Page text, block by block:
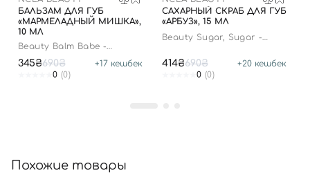
БАЛЬЗАМ ДЛЯ ГУБ
«МАРМЕЛАДНЫЙ МИШКА»,
10 МЛ
Beauty Balm Babe -
345₴690₴ +17 кешбек
0 (0)
САХАРНЫЙ СКРАБ ДЛЯ ГУБ
«АРБУЗ», 15 МЛ
Beauty Sugar, Sugar -
414₴690₴ +20 кешбек
0 (0)
Похожие товары
Отправляя форму для авторизации/регистрации, вы
принимаете условия
Пользовательские соглашения
Далее